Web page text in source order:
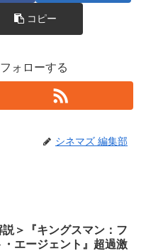
コピー
ォローする
シネマズ 編集部
説＞『キングスマン：フ
・エージェント』超過激